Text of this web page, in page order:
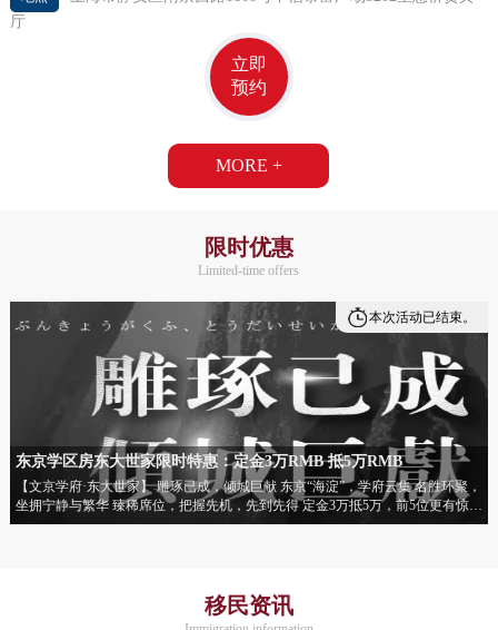
厅
立即
预约
MORE +
限时优惠
Limited-time offers
东京学区房东大世家限时特惠：定金3万RMB 抵5万RMB
【文京学府·东大世家】 雕琢已成，倾城巨献 东京“海淀”，学府云集 名胜环聚，
坐拥宁静与繁华 臻稀席位，把握先机，先到先得 定金3万抵5万，前5位更有惊喜
优惠！
本次活动已结束。
移民资讯